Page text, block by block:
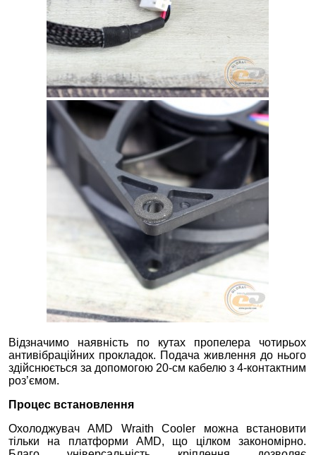
Відзначимо наявність по кутах пропелера чотирьох
антивібраційних прокладок. Подача живлення до нього
здійснюється за допомогою 20-см кабелю з 4-контактним
роз’ємом.
Процес встановлення
Охолоджувач AMD Wraith Cooler можна встановити
тільки на платформи AMD, що цілком закономірно.